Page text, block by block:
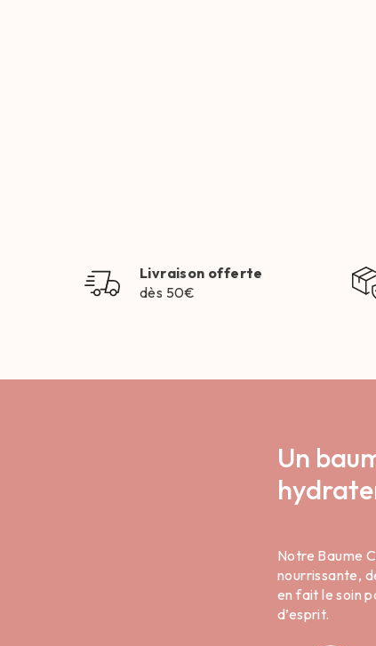
Livraison offerte
dès 50€
Un
Notre Baume
nourrissante,
en fait le soin
d’esprit.